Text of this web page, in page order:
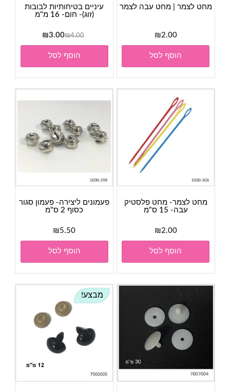
מחט לצמר | מחט עבה לצמר
₪2.00
הוסף לסל
עיניים בטיחותיות לבובות
(זוג)- חום- 16 מ"מ
₪4.00
המחיר
המקורי
היה:
₪4.00.
₪3.00
המחיר
הנוכחי
₪3.00.
הוסף לסל
מחט לצמר- מחט פלסטיק
עבה- 15 ס"מ
₪2.00
הוסף לסל
פעמונים ליצירה- פעמון סגור
כסוף 2 ס"מ
₪5.50
הוסף לסל
מבצע!